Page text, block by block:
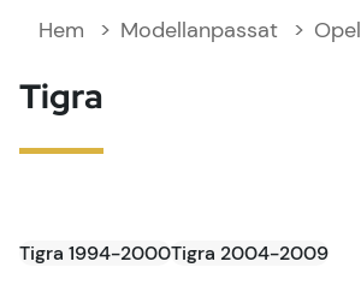
Hem Modellanpassat Opel
Tigra
Tigra 1994-2000Tigra 2004-2009